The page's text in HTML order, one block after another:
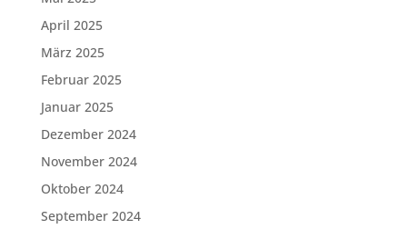
April 2025
März 2025
Februar 2025
Januar 2025
Dezember 2024
November 2024
Oktober 2024
September 2024